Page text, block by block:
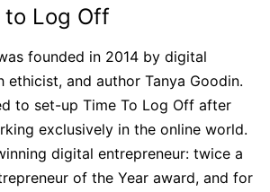
to Log Off
founded in 2014 by digital
ethicist, and author Tanya Goodin.
to set-up Time To Log Off after
exclusively in the online world.
digital entrepreneur: twice a
of the Year award, and for